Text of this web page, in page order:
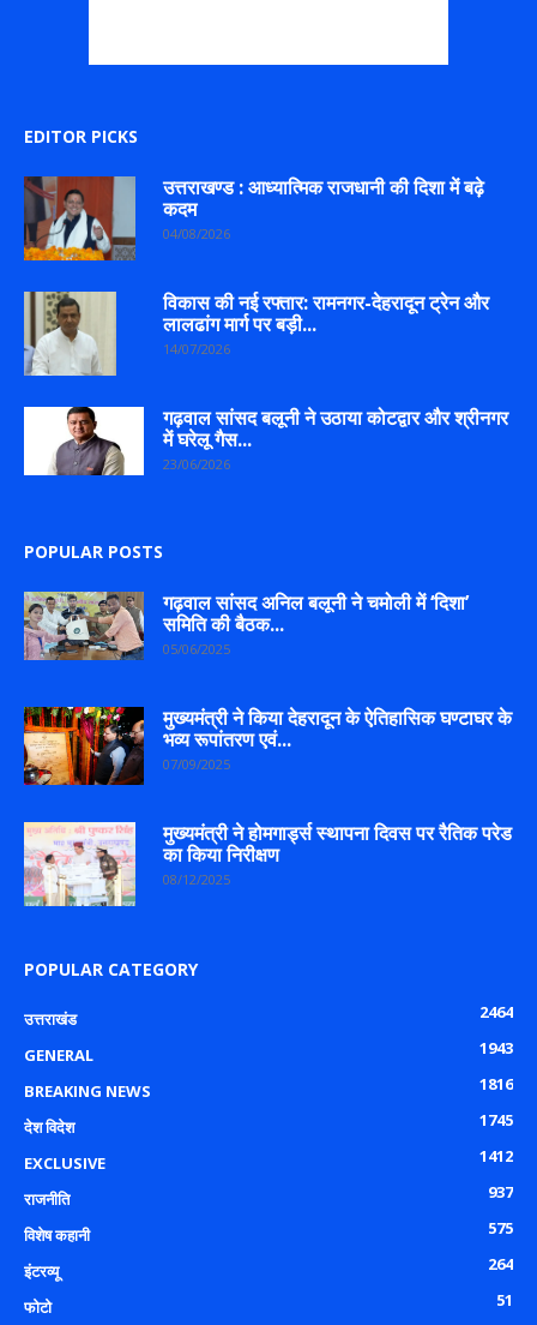
EDITOR PICKS
उत्तराखण्ड : आध्यात्मिक राजधानी की दिशा में बढ़े
कदम
04/08/2026
विकास की नई रफ्तार: रामनगर-देहरादून ट्रेन और
लालढांग मार्ग पर बड़ी...
14/07/2026
गढ़वाल सांसद बलूनी ने उठाया कोटद्वार और श्रीनगर
में घरेलू गैस...
23/06/2026
POPULAR POSTS
गढ़वाल सांसद अनिल बलूनी ने चमोली में ‘दिशा’
समिति की बैठक...
05/06/2025
मुख्यमंत्री ने किया देहरादून के ऐतिहासिक घण्टाघर के
भव्य रूपांतरण एवं...
07/09/2025
मुख्यमंत्री ने होमगार्ड्स स्थापना दिवस पर रैतिक परेड
का किया निरीक्षण
08/12/2025
POPULAR CATEGORY
उत्तराखंड
2464
GENERAL
1943
BREAKING NEWS
1816
देश विदेश
1745
EXCLUSIVE
1412
राजनीति
937
विशेष कहानी
575
इंटरव्यू
264
फोटो
51